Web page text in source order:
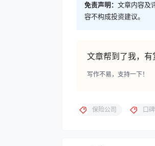
免责声明： 文章内容及
容不构成投资建议。
文章帮到了我，有
写作不易，支持一下！
保险公司 口碑